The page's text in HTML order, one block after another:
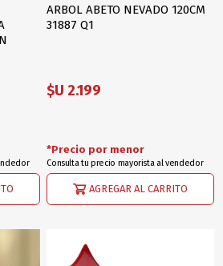
ARBOL ABETO NEVADO 120CM
31887 Q1
$U 2.199
AGREGAR AL CARRITO
*Precio por menor
Consulta tu precio mayorista al vendedor